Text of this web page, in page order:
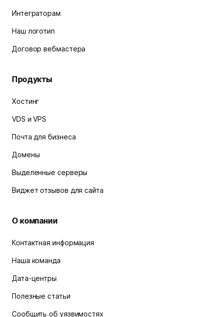
Интеграторам
Наш логотип
Договор вебмастера
Продукты
Хостинг
VDS и VPS
Почта для бизнеса
Домены
Выделенные серверы
Виджет отзывов для сайта
О компании
Контактная информация
Наша команда
Дата-центры
Полезные статьи
Сообщить об уязвимостях